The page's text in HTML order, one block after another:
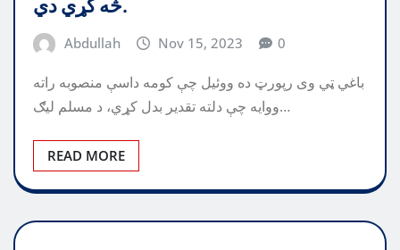
څه کړي دي.
Abdullah Nov 15, 2023 0
باغي ټي وی رپورټ ده ووئيل چې كومه داسې منصوبه راته
ووايه چې دلته تقدير بدل كړي، د مسلم ليګ…
READ MORE